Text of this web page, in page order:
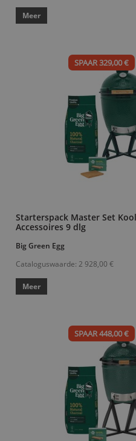
Meer
SPAAR 329,00 €
Starterspack Master Set
Accessoires 9 dlg
Big Green Egg
Cataloguswaarde: 2 928,00 €
Meer
SPAAR 448,00 €